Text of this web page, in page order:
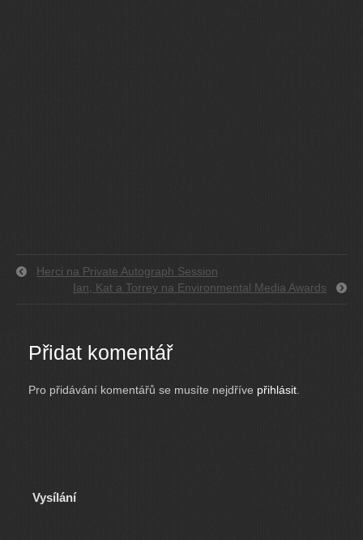
Herci na Private Autograph Session
Ian, Kat a Torrey na Environmental Media Awards
Přidat komentář
Pro přidávání komentářů se musíte nejdříve přihlásit
Vysílání